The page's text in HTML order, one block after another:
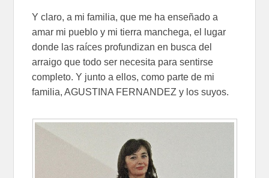
Y claro, a mi familia, que me ha enseñado a
amar mi pueblo y mi tierra manchega, el lugar
donde las raíces profundizan en busca del
arraigo que todo ser necesita para sentirse
completo. Y junto a ellos, como parte de mi
familia, AGUSTINA FERNANDEZ y los suyos.